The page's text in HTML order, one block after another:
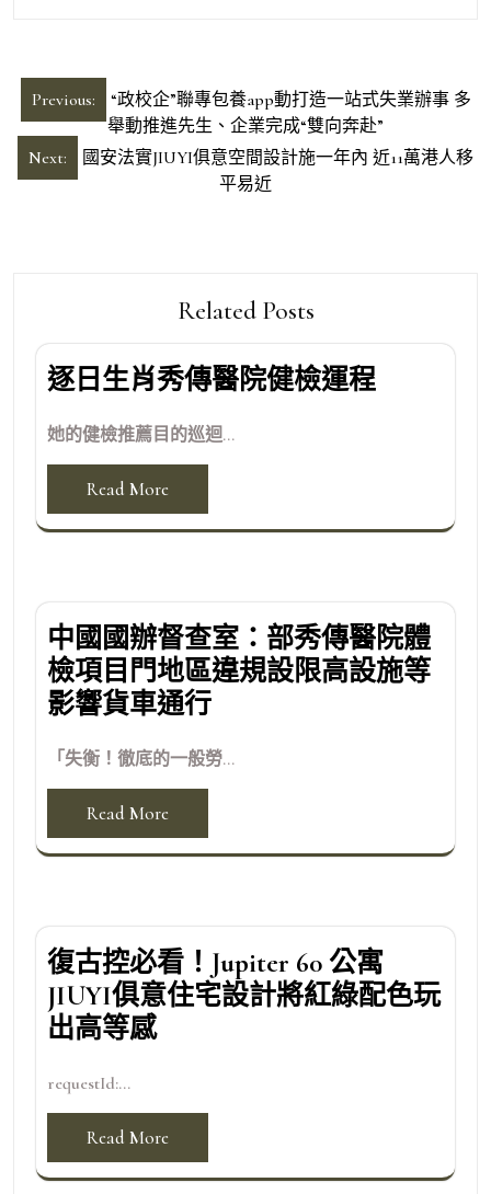
文
章
導
Previous:
“政校企”聯專包養app動打造一站式失業辦事 多
舉動推進先生、企業完成“雙向奔赴”
Next:
國安法實JIUYI俱意空間設計施一年內 近11萬港人移
平易近
Related Posts
逐日生肖秀傳醫院健檢運程
她的健檢推薦目的巡迴...
Read More
中國國辦督查室：部秀傳醫院體
檢項目門地區違規設限高設施等
影響貨車通行
「失衡！徹底的一般勞...
Read More
復古控必看！Jupiter 60 公寓
JIUYI俱意住宅設計將紅綠配色玩
出高等感
requestId:...
Read More